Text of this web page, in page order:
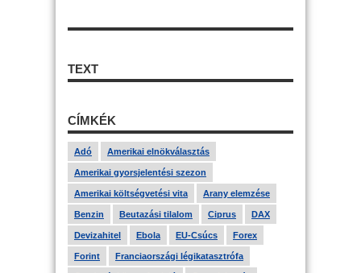
TEXT
CÍMKÉK
Adó Amerikai elnökválasztás
Amerikai gyorsjelentési szezon
Amerikai költségvetési vita Arany elemzése
Benzin Beutazási tilalom Ciprus DAX
Devizahitel Ebola EU-Csúcs Forex
Forint Franciaországi légikatasztrófa